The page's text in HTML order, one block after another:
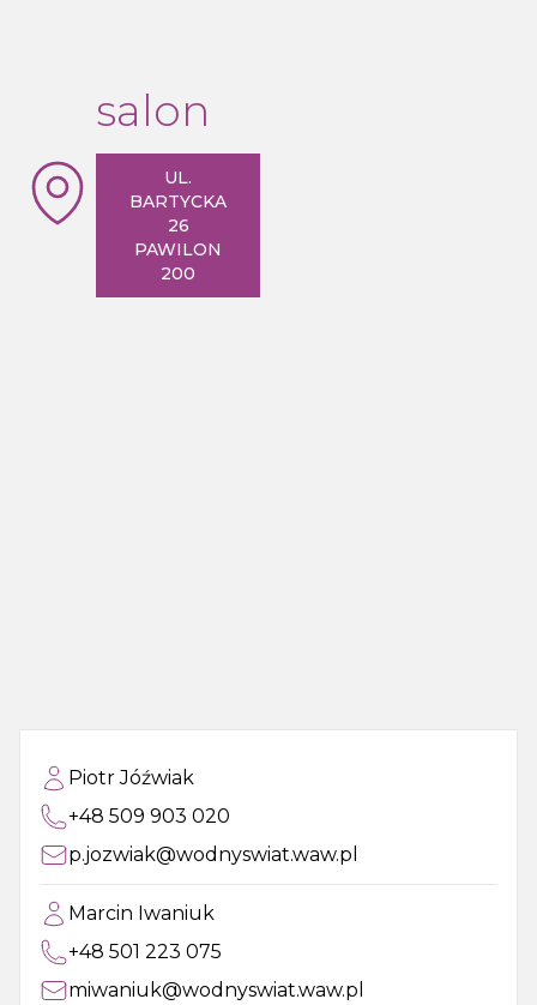
salon
UL.
BARTYCKA
26
PAWILON
200
Piotr Jóźwiak
+48 509 903 020
p.jozwiak@wodnyswiat.waw.pl
Marcin Iwaniuk
+48 501 223 075
miwaniuk@wodnyswiat.waw.pl